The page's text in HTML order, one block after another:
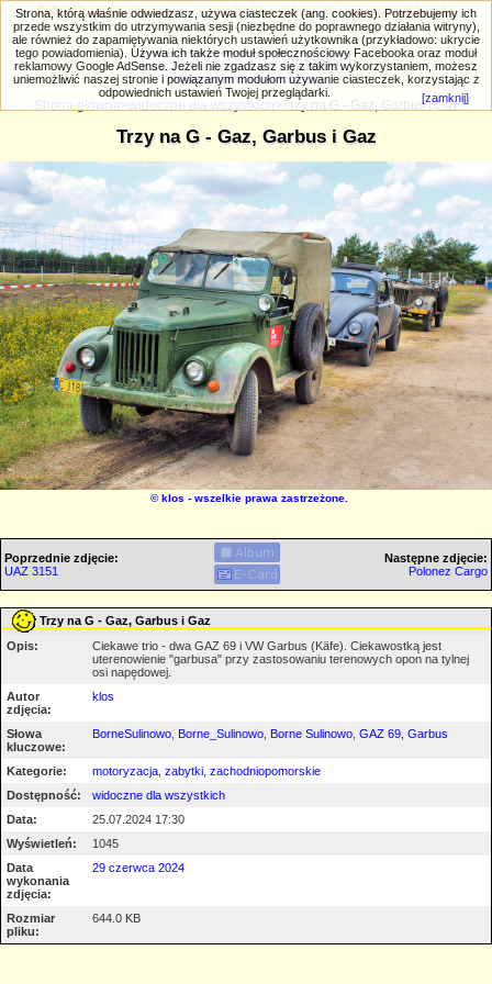
PRIV.gtlodz.eu - czyli trochę ;) inna galeria
Wyszukiwanie zaawansowane
Strona główna widoczne dla wszystkich >Trzy na G - Gaz, Garbus i Gaz
Trzy na G - Gaz, Garbus i Gaz
©klos - wszelkie prawa zastrzeżone.
Poprzednie zdjęcie:
UAZ 3151
Następne zdjęcie:
Polonez Cargo
Trzy na G - Gaz, Garbus i Gaz
Opis:
Ciekawe trio - dwa GAZ 69 i VW Garbus (Käfe). Ciekawostką jest
uterenowienie "garbusa" przy zastosowaniu terenowych opon na tylnej
osi napędowej.
Autor
zdjęcia:
klos
Słowa
kluczowe:
BorneSulinowo Borne_Sulinowo Borne Sulinowo GAZ 69 Garbus
Kategorie: motoryzacja zabytki zachodniopomorskie
Dostępność:
widoczne dla wszystkich
Data:
25.07.2024 17:30
Wyświetleń:
1045
Data
wykonania
zdjęcia:
29 czerwca 2024
Rozmiar
pliku:
644.0 KB
Strona, którą właśnie odwiedzasz, używa ciasteczek (ang. cookies). Potrzebujemy ich
przede wszystkim do utrzymywania sesji (niezbędne do poprawnego działania witryny),
ale również do zapamiętywania niektórych ustawień użytkownika (przykładowo: ukrycie
tego powiadomienia). Używa ich także moduł społecznościowy Facebooka oraz moduł
reklamowy Google AdSense. Jeżeli nie zgadzasz się z takim wykorzystaniem, możesz
uniemożliwić naszej stronie i powiązanym modułom używanie ciasteczek, korzystając z
odpowiednich ustawień Twojej przeglądarki.
[zamknij]